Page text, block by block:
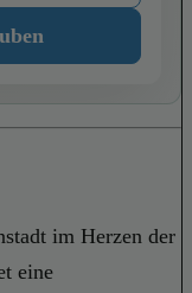
im Herzen der
eine